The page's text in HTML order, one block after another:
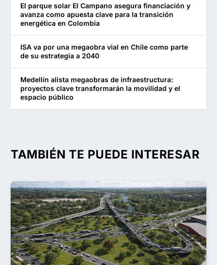
El parque solar El Campano asegura financiación y
avanza como apuesta clave para la transición
energética en Colombia
ISA va por una megaobra vial en Chile como parte
de su estrategia a 2040
Medellín alista megaobras de infraestructura:
proyectos clave transformarán la movilidad y el
espacio público
TAMBIÉN TE PUEDE INTERESAR